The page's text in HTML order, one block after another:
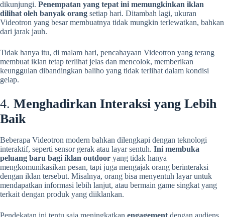
dikunjungi. Penempatan yang tepat ini memungkinkan iklan
dilihat oleh banyak orang setiap hari. Ditambah lagi, ukuran
Videotron yang besar membuatnya tidak mungkin terlewatkan, bahkan
dari jarak jauh.
Tidak hanya itu, di malam hari, pencahayaan Videotron yang terang
membuat iklan tetap terlihat jelas dan mencolok, memberikan
keunggulan dibandingkan baliho yang tidak terlihat dalam kondisi
gelap.
4. Menghadirkan Interaksi yang Lebih
Baik
Beberapa Videotron modern bahkan dilengkapi dengan teknologi
interaktif, seperti sensor gerak atau layar sentuh. Ini membuka
peluang baru bagi iklan outdoor yang tidak hanya
mengkomunikasikan pesan, tapi juga mengajak orang berinteraksi
dengan iklan tersebut. Misalnya, orang bisa menyentuh layar untuk
mendapatkan informasi lebih lanjut, atau bermain game singkat yang
terkait dengan produk yang diiklankan.
Pendekatan ini tentu saja meningkatkan engagement dengan audiens,